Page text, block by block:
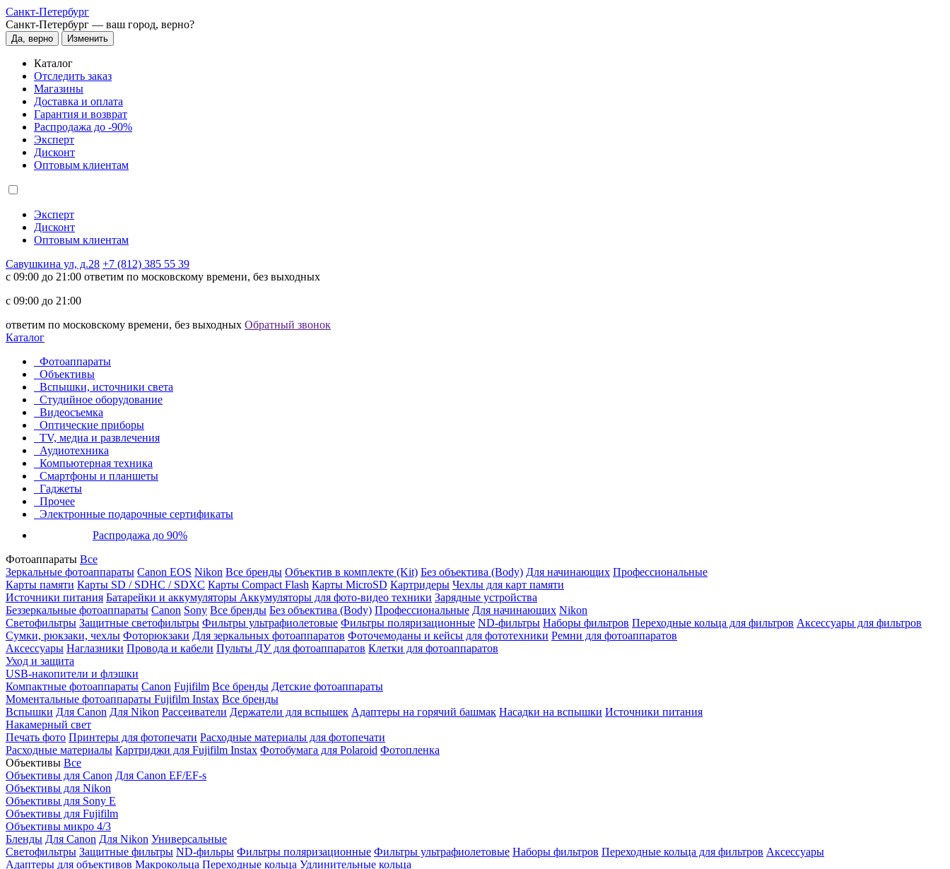
Санкт-Петербург
Санкт-Петербург — ваш город, верно?
Да, верно Изменить
Каталог
Отследить заказ
Магазины
Доставка и оплата
Гарантия и возврат
Распродажа до -90%
Эксперт
Дисконт
Оптовым клиентам
Эксперт
Дисконт
Оптовым клиентам
Савушкина ул, д.28 +7 (812) 385 55 39
c 09:00 до 21:00 ответим по московскому времени, без выходных
c 09:00 до 21:00
ответим по московскому времени, без выходных Обратный звонок
Каталог
Фотоаппараты
Объективы
Вспышки, источники света
Студийное оборудование
Видеосъемка
Оптические приборы
TV, медиа и развлечения
Аудиотехника
Компьютерная техника
Смартфоны и планшеты
Гаджеты
Прочее
Электронные подарочные сертификаты
Распродажа до 90%
Фотоаппараты Все
Зеркальные фотоаппараты Canon EOS Nikon Все бренды Объектив в комплекте (Kit) Без объектива (Body) Для начинающих Профессиональные
Карты памяти Карты SD / SDHC / SDXC Карты Compact Flash Карты MicroSD Картридеры Чехлы для карт памяти
Источники питания Батарейки и аккумуляторы Аккумуляторы для фото-видео техники Зарядные устройства
Беззеркальные фотоаппараты Canon Sony Все бренды Без объектива (Body) Профессиональные Для начинающих Nikon
Светофильтры Защитные светофильтры Фильтры ультрафиолетовые Фильтры поляризационные ND-фильтры Наборы фильтров Переходные кольца для фильтров Аксессуары для фильтров
Сумки, рюкзаки, чехлы Фоторюкзаки Для зеркальных фотоаппаратов Фоточемоданы и кейсы для фототехники Ремни для фотоаппаратов
Аксессуары Наглазники Провода и кабели Пульты ДУ для фотоаппаратов Клетки для фотоаппаратов
Уход и защита
USB-накопители и флэшки
Компактные фотоаппараты Canon Fujifilm Все бренды Детские фотоаппараты
Моментальные фотоаппараты Fujifilm Instax Все бренды
Вспышки Для Canon Для Nikon Рассеиватели Держатели для вспышек Адаптеры на горячий башмак Насадки на вспышки Источники питания
Накамерный свет
Печать фото Принтеры для фотопечати Расходные материалы для фотопечати
Расходные материалы Картриджи для Fujifilm Instax Фотобумага для Polaroid Фотопленка
Объективы Все
Объективы для Canon Для Canon EF/EF-s
Объективы для Nikon
Объективы для Sony E
Объективы для Fujifilm
Объективы микро 4/3
Бленды Для Canon Для Nikon Универсальные
Светофильтры Защитные фильтры ND-фильры Фильтры поляризационные Фильтры ультрафиолетовые Наборы фильтров Переходные кольца для фильтров Аксессуары
Адаптеры для объективов Макрокольца Переходные кольца Удлинительные кольца